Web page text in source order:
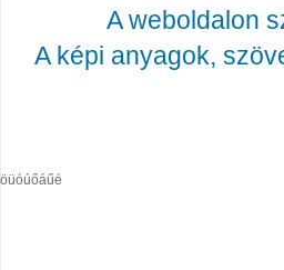
A weboldalon
A képi anyagok,
öüóúőáűé